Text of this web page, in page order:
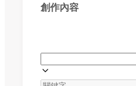
創作內容